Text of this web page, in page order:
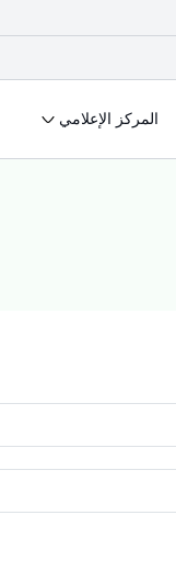
المركز الإعلامي